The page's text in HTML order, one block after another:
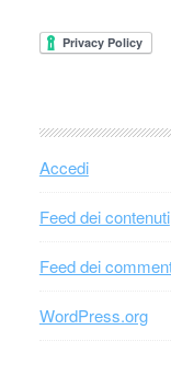
Accedi
Feed dei contenuti
Feed dei
WordPress.org